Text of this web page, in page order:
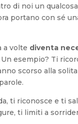
di noi un
portano con sé
a volte diventa
Un esempio? Ti
scorso alla
ti riconosce e ti
ti limiti a